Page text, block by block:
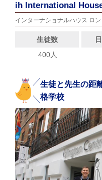
ih International
インターナショナルハウス ロ
生徒数
400人
生徒と先生の距
格学校